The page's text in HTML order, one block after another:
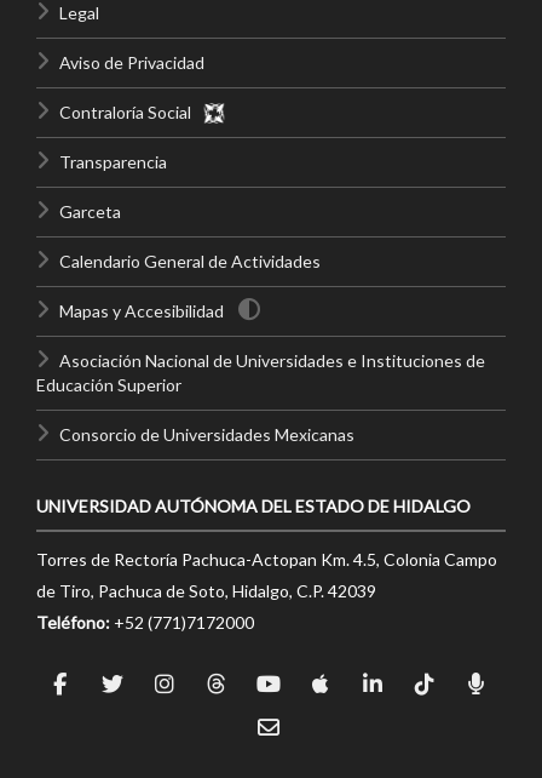
Legal
Aviso de Privacidad
Contraloría Social
Transparencia
Garceta
Calendario General de Actividades
Mapas y Accesibilidad
Asociación Nacional de Universidades e Instituciones de
Educación Superior
Consorcio de Universidades Mexicanas
UNIVERSIDAD AUTÓNOMA DEL ESTADO DE HIDALGO
Torres de Rectoría Pachuca-Actopan Km. 4.5, Colonia Campo
de Tiro, Pachuca de Soto, Hidalgo, C.P. 42039
Teléfono: +52 (771)7172000